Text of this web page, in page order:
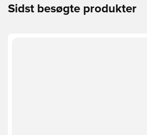
Sidst besøgte produkter